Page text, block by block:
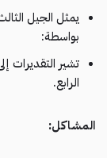
بواسطة:
الرابع.
المشاكل: